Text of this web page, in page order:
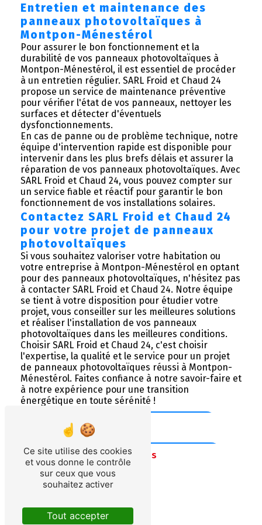
Entretien et maintenance des
panneaux photovoltaïques à
Montpon-Ménestérol
Pour assurer le bon fonctionnement et la
durabilité de vos panneaux photovoltaïques à
Montpon-Ménestérol, il est essentiel de procéder
à un entretien régulier. SARL Froid et Chaud 24
propose un service de maintenance préventive
pour vérifier l'état de vos panneaux, nettoyer les
surfaces et détecter d'éventuels
dysfonctionnements.
En cas de panne ou de problème technique, notre
équipe d'intervention rapide est disponible pour
intervenir dans les plus brefs délais et assurer la
réparation de vos panneaux photovoltaïques. Avec
SARL Froid et Chaud 24, vous pouvez compter sur
un service fiable et réactif pour garantir le bon
fonctionnement de vos installations solaires.
Contactez SARL Froid et Chaud 24
pour votre projet de panneaux
photovoltaïques
Si vous souhaitez valoriser votre habitation ou
votre entreprise à Montpon-Ménestérol en optant
pour des panneaux photovoltaïques, n'hésitez pas
à contacter SARL Froid et Chaud 24. Notre équipe
se tient à votre disposition pour étudier votre
projet, vous conseiller sur les meilleures solutions
et réaliser l'installation de vos panneaux
photovoltaïques dans les meilleures conditions.
Choisir SARL Froid et Chaud 24, c'est choisir
l'expertise, la qualité et le service pour un projet
de panneaux photovoltaïques réussi à Montpon-
Ménestérol. Faites confiance à notre savoir-faire et
à notre expérience pour une transition
énergétique en toute sérénité !
En savoir plus
Contactez-nous
Ce site utilise des cookies
et vous donne le contrôle
sur ceux que vous
souhaitez activer
Tout accepter